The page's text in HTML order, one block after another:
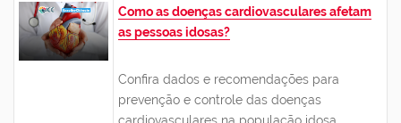
Como as doenças cardiovasculares afetam
as pessoas idosas?
Confira dados e recomendações para
prevenção e controle das doenças